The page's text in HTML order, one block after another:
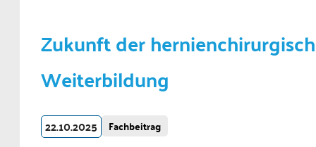
Zukunft der
Weiterbildung
22.10.2025 Fachbeitrag